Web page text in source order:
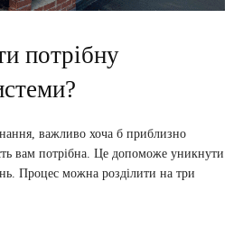
потрібну
важливо хоча б приблизно
вам потрібна. Це допоможе уникнути
Процес можна розділити на три